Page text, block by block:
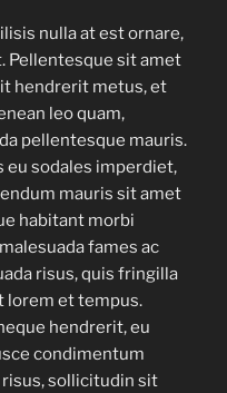
nulla at est ornare,
Pellentesque sit amet
hendrerit metus, et
leo quam,
pellentesque mauris.
eu sodales imperdiet,
mauris sit amet
habitant morbi
fames ac
risus, quis fringilla
lorem et tempus.
hendrerit, eu
condimentum
risus, sollicitudin sit